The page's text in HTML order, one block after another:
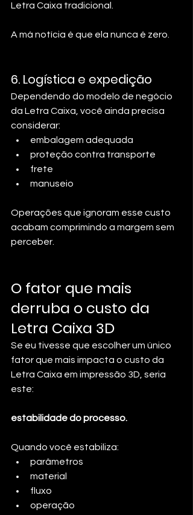
Letra Caixa tradicional.
A má notícia é que ela nunca é zero.
6. Logística e expedição
Dependendo do modelo de negócio
da Letra Caixa, você ainda precisa
considerar:
embalagem adequada
proteção contra transporte
frete
manuseio
Operações que ignoram esse custo
acabam comprimindo a margem sem
perceber.
O fator que mais
derruba o custo da
Letra Caixa 3D
Se eu tivesse que escolher um único
fator que mais impacta o custo da
Letra Caixa em impressão 3D, seria
este:
estabilidade do processo.
Quando você estabiliza:
parâmetros
material
fluxo
operação